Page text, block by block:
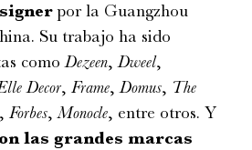
por la Guangzhou
Su trabajo ha sido
comoDezeen,Dweel,
Decor, Frame,Domus, The
, Forbes,Monocle, entre otros. Y
las grandes marcas